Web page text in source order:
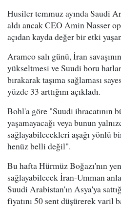
Husiler temmuz ayında Saudi
aldı ancak CEO Amin Nasser
açıdan kayda değer bir etki
Aramco salı günü, İran
yükseltmesi ve Suudi boru
bırakarak taşıma sağlaması
yüzde 33 arttığını açıkladı.
Bohl'a göre "Suudi ihracatının
yaşamayacağı veya bunun
sağlayabilecekleri aşağı yönlü
henüz belli değil".
Bu hafta Hürmüz Boğazı'nın
sağlayabilecek İran-Umman
Suudi Arabistan'ın Asya'ya
fiyatını 50 sent düşürerek varil